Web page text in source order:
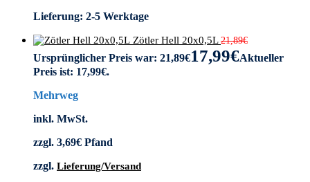
Lieferung: 2-5 Werktage
Zötler Hell 20x0,5L21,89€
Ursprünglicher Preis war: 21,89€17,99€Aktueller
Preis ist: 17,99€.
Mehrweg
inkl. MwSt.
zzgl. 3,69€ Pfand
zzgl. Lieferung/Versand